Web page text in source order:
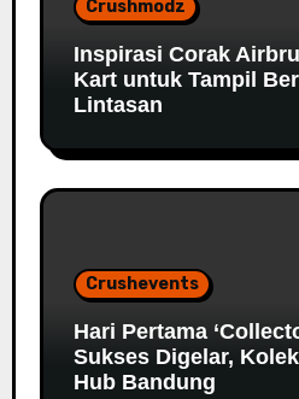
Crushmodz
Inspirasi Corak
Kart untuk Tampil
Lintasan
Crushevents
Hari Pertama
Sukses Digelar,
Hub Bandung